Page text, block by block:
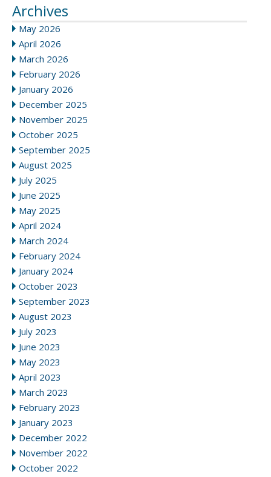
Archives
May 2026
April 2026
March 2026
February 2026
January 2026
December 2025
November 2025
October 2025
September 2025
August 2025
July 2025
June 2025
May 2025
April 2024
March 2024
February 2024
January 2024
October 2023
September 2023
August 2023
July 2023
June 2023
May 2023
April 2023
March 2023
February 2023
January 2023
December 2022
November 2022
October 2022